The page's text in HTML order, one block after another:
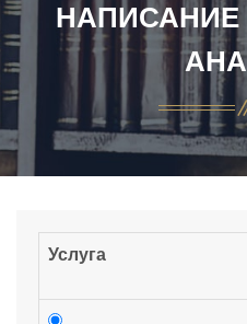
НАПИСАНИЕ
Услуга